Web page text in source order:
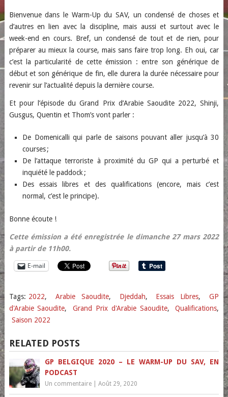
Bienvenue dans le Warm-Up du SAV, un condensé de choses et
d’autres en lien avec la discipline, mais aussi et surtout avec le
week-end en cours. Bref, un condensé de tout et de rien, pour
préparer au mieux la course, mais sans faire trop long. Eh oui, car
c’est la particularité de cette émission : entre son générique de
début et son générique de fin, elle durera la durée nécessaire pour
revenir sur l’actualité depuis la dernière course.
Et pour l’épisode du Grand Prix d’Arabie Saoudite 2022, Shinji,
Gusgus, Quentin et Thom’s vont parler :
De Domenicalli qui parle de saisons pouvant aller jusqu’à 30
courses ;
De l’attaque terroriste à proximité du GP qui a perturbé et
inquiété le paddock ;
Des essais libres et des qualifications (encore, mais c’est
normal, c’est le principe).
Bonne écoute !
Cette émission a été enregistrée le dimanche 27 mars 2022
à partir de 11h00.
E-mail
Tags: 2022, Arabie Saoudite, Djeddah, Essais Libres,
GP
d'Arabie Saoudite, Grand Prix d'Arabie Saoudite, Qualifications,
Saison 2022
RELATED POSTS
GP BELGIQUE 2020 – LE WARM-UP DU SAV, EN
PODCAST
Un commentaire| Août 29, 2020